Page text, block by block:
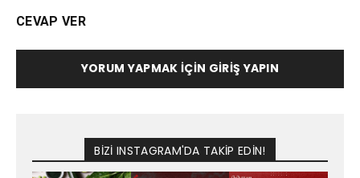
CEVAP VER
YORUM YAPMAK İÇIN GIRIŞ YAPIN
BİZİ INSTAGRAM'DA TAKİP EDİN!